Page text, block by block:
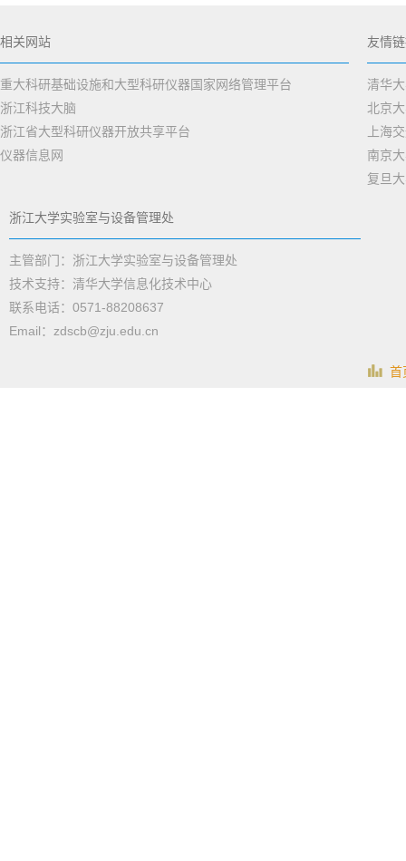
相关网站
重大科研基础设施和大型科研仪器国家网络管理平台
浙江科技大脑
浙江省大型科研仪器开放共享平台
仪器信息网
友情
清华
北京
上海
南京
复旦
浙江大学实验室与设备管理处
主管部门：浙江大学实验室与设备管理处
技术支持：清华大学信息化技术中心
联系电话：0571-88208637
Email：zdscb@zju.edu.cn
首